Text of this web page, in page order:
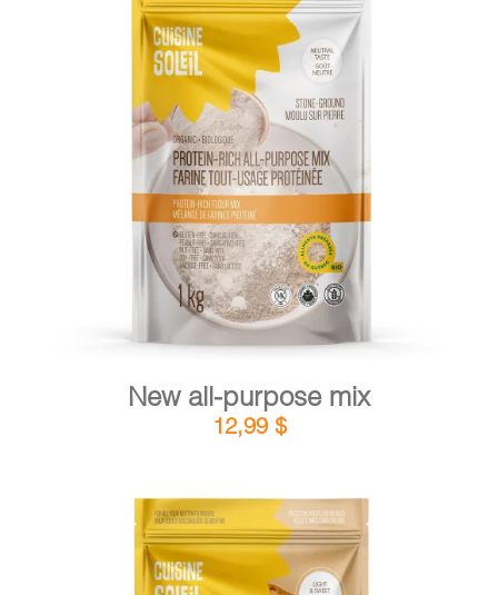
CART
FR
ADD TO CART / DETAILS
New all-purpose mix
12,99 $